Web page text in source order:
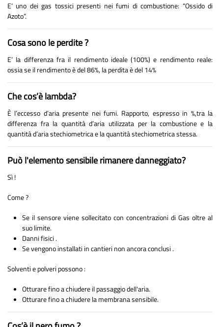
E’ uno dei gas tossici presenti nei fumi di combustione: “Ossido di
Azoto”.
Cosa sono le perdite ?
E’ la differenza fra il rendimento ideale (100%) e rendimento reale:
ossia se il rendimento è del 86%, la perdita è del 14%
Che cos’è lambda?
È l’eccesso d’aria presente nei fumi. Rapporto, espresso in %,tra la
differenza fra la quantità d’aria utilizzata per la combustione e la
quantità d’aria stechiometrica e la quantità stechiometrica stessa.
Può l'elemento sensibile rimanere danneggiato?
Sì !
Come ?
Se il sensore viene sollecitato con concentrazioni di Gas oltre al
suo limite.
Danni fisici .
Se vengono installati in cantieri non ancora conclusi .
Solventi e polveri possono :
Otturare fino a chiudere il passaggio dell'aria.
Otturare fino a chiudere la membrana sensibile.